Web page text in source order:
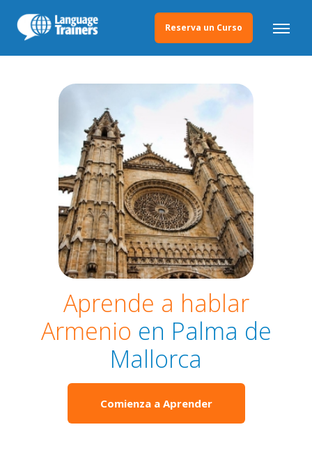
Reserva un Curso
Aprende a hablar
Armenio en Palma de
Mallorca
Comienza a Aprender